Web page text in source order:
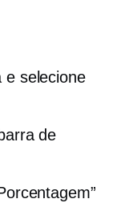
selecione
de